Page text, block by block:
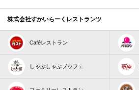
株式会社すかいらーくレストランツ
Caféレストラン
しゃぶしゃぶブッフェ